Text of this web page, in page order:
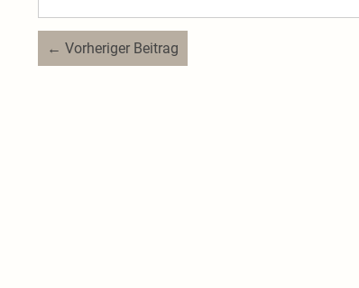
Beitragsnavigation
← Vorheriger Beitrag